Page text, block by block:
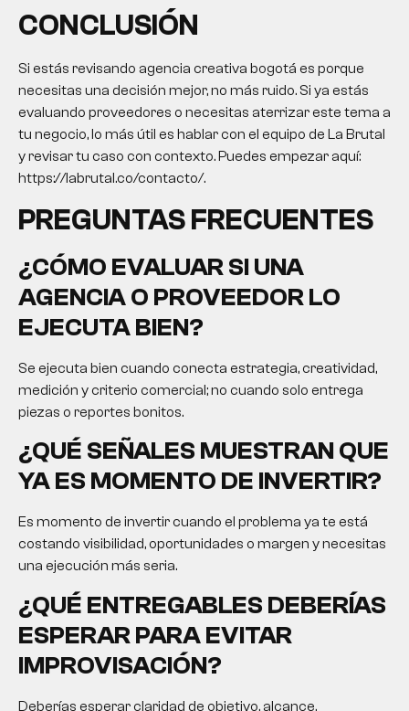
CONCLUSIÓN
Si estás revisando agencia creativa bogotá es porque
necesitas una decisión mejor, no más ruido. Si ya estás
evaluando proveedores o necesitas aterrizar este tema a
tu negocio, lo más útil es hablar con el equipo de La Brutal
y revisar tu caso con contexto. Puedes empezar aquí:
https://labrutal.co/contacto/.
PREGUNTAS FRECUENTES
¿CÓMO EVALUAR SI UNA
AGENCIA O PROVEEDOR LO
EJECUTA BIEN?
Se ejecuta bien cuando conecta estrategia, creatividad,
medición y criterio comercial; no cuando solo entrega
piezas o reportes bonitos.
¿QUÉ SEÑALES MUESTRAN QUE
YA ES MOMENTO DE INVERTIR?
Es momento de invertir cuando el problema ya te está
costando visibilidad, oportunidades o margen y necesitas
una ejecución más seria.
¿QUÉ ENTREGABLES DEBERÍAS
ESPERAR PARA EVITAR
IMPROVISACIÓN?
Deberías esperar claridad de objetivo, alcance,